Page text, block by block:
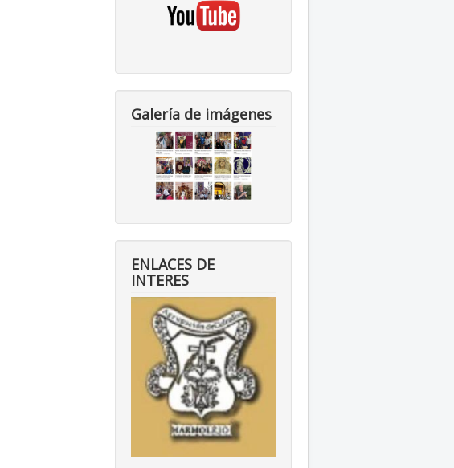
Galería de imágenes
ENLACES DE
INTERES